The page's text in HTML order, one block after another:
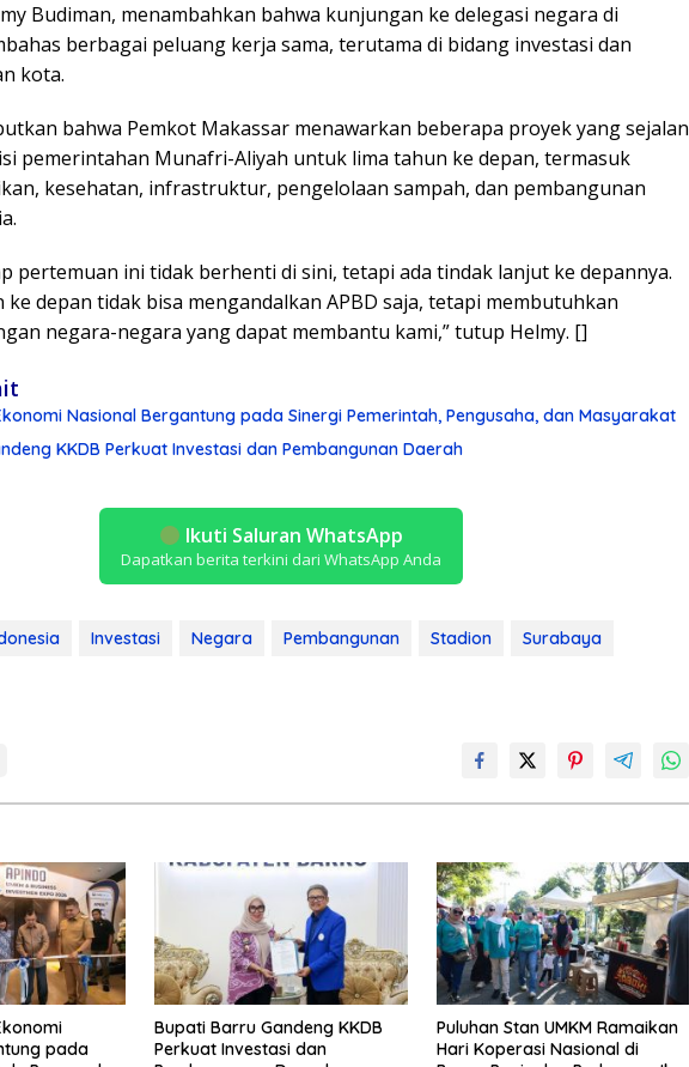
Budiman, menambahkan bahwa kunjungan ke delegasi negara di
berbagai peluang kerja sama, terutama di bidang investasi dan
kota.
bahwa Pemkot Makassar menawarkan beberapa proyek yang sejalan
pemerintahan Munafri-Aliyah untuk lima tahun ke depan, termasuk
kesehatan, infrastruktur, pengelolaan sampah, dan pembangunan
pertemuan ini tidak berhenti di sini, tetapi ada tindak lanjut ke depannya.
ke depan tidak bisa mengandalkan APBD saja, tetapi membutuhkan
negara-negara yang dapat membantu kami,” tutup Helmy. []
Nasional Bergantung pada Sinergi Pemerintah, Pengusaha, dan Masyarakat
KKDB Perkuat Investasi dan Pembangunan Daerah
Ikuti Saluran WhatsApp
Dapatkan berita terkini dari WhatsApp Anda
Investasi Negara Pembangunan Stadion
Surabaya
pada
Bupati Barru Gandeng KKDB
Perkuat Investasi dan
Puluhan Stan UMKM Ramaikan
Hari Koperasi Nasional di